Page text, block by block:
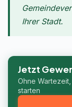
Ihrer Stadt.
Jetzt
Ohne
starten